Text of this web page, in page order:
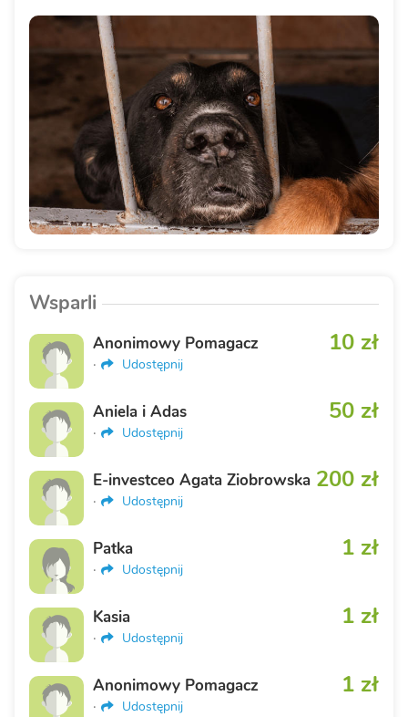
Wsparli
10 zł
Anonimowy Pomagacz
· Udostępnij
50 zł
Aniela i Adas
· Udostępnij
200 zł
E-investceo Agata Ziobrowska
· Udostępnij
1 zł
Patka
· Udostępnij
1 zł
Kasia
· Udostępnij
1 zł
Anonimowy Pomagacz
· Udostępnij